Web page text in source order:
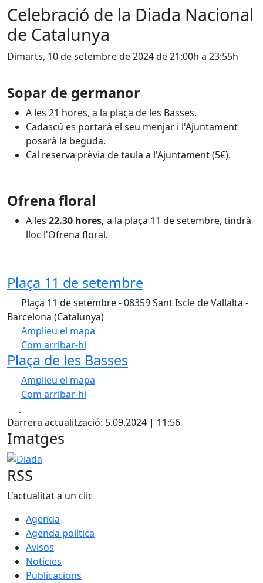
Celebració de la Diada Nacional
de Catalunya
Dimarts, 10 de setembre de 2024 de 21:00h a 23:55h
Sopar de germanor
A les 21 hores, a la plaça de les Basses.
Cadascú es portarà el seu menjar i l'Ajuntament
posarà la beguda.
Cal reserva prèvia de taula a l'Ajuntament (5€).
Ofrena floral
A les 22.30 hores, a la plaça 11 de setembre, tindrà
lloc l'Ofrena floral.
Plaça 11 de setembre
Plaça 11 de setembre - 08359 Sant Iscle de Vallalta -
Barcelona (Catalunya)
Amplieu el mapa
Com arribar-hi
+
−
Plaça de les Basses
Amplieu el mapa
Com arribar-hi
+
−
Darrera actualització: 5.09.2024 | 11:56
Imatges
Diada
RSS
L'actualitat a un clic
Agenda
Agenda política
Avisos
Notícies
Publicacions